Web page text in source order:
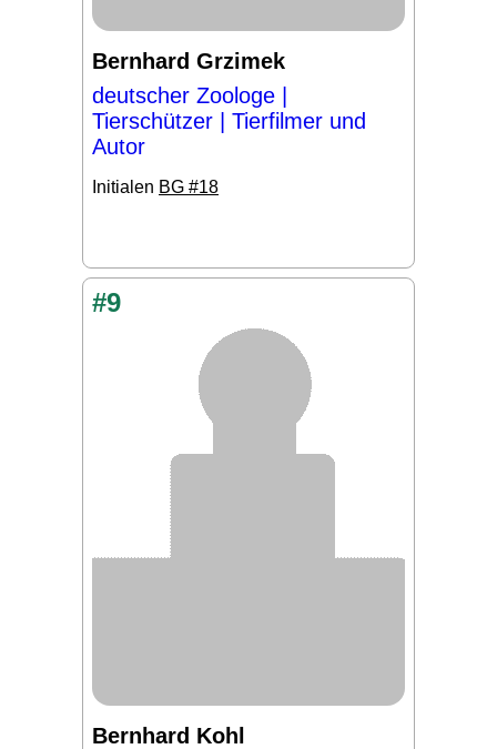
Bernhard Grzimek
deutscher Zoologe |
Tierschützer | Tierfilmer und
Autor
Initialen BG #18
#9
Bernhard Kohl